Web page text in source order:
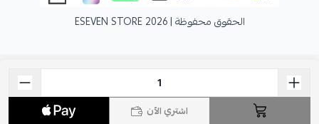
اشتري الآن
الحقوق محفوظة | 2026 ESEVEN STORE